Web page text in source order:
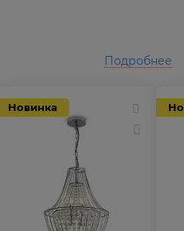
Новинка
Подробнее